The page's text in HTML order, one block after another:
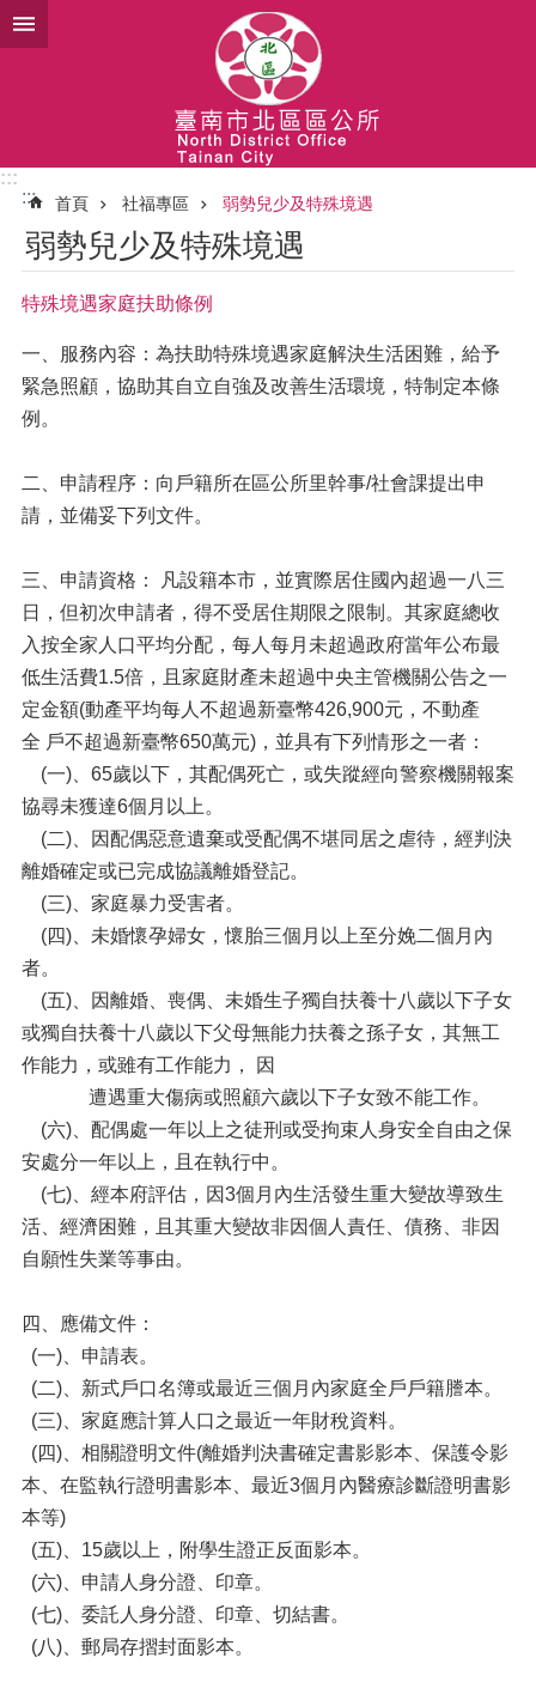
跳到主要內容區塊
:::
:::
首頁 社福專區 弱勢兒少及特殊境遇
弱勢兒少及特殊境遇
特殊境遇家庭扶助條例
一、服務內容：為扶助特殊境遇家庭解決生活困難，給予
緊急照顧，協助其自立自強及改善生活環境，特制定本條
例。
二、申請程序：向戶籍所在區公所里幹事/社會課提出申
請，並備妥下列文件。
三、申請資格： 凡設籍本市，並實際居住國內超過一八三
日，但初次申請者，得不受居住期限之限制。其家庭總收
入按全家人口平均分配，每人每月未超過政府當年公布最
低生活費1.5倍，且家庭財產未超過中央主管機關公告之一
定金額(動產平均每人不超過新臺幣426,900元，不動產
全 戶不超過新臺幣650萬元)，並具有下列情形之一者：
(一)、65歲以下，其配偶死亡，或失蹤經向警察機關報案
協尋未獲達6個月以上。
(二)、因配偶惡意遺棄或受配偶不堪同居之虐待，經判決
離婚確定或已完成協議離婚登記。
(三)、家庭暴力受害者。
(四)、未婚懷孕婦女，懷胎三個月以上至分娩二個月內
者。
(五)、因離婚、喪偶、未婚生子獨自扶養十八歲以下子女
或獨自扶養十八歲以下父母無能力扶養之孫子女，其無工
作能力，或雖有工作能力， 因
遭遇重大傷病或照顧六歲以下子女致不能工作。
(六)、配偶處一年以上之徒刑或受拘束人身安全自由之保
安處分一年以上，且在執行中。
(七)、經本府評估，因3個月內生活發生重大變故導致生
活、經濟困難，且其重大變故非因個人責任、債務、非因
自願性失業等事由。
四、應備文件：
(一)、申請表。
(二)、新式戶口名簿或最近三個月內家庭全戶戶籍謄本。
(三)、家庭應計算人口之最近一年財稅資料。
(四)、相關證明文件(離婚判決書確定書影影本、保護令影
本、在監執行證明書影本、最近3個月內醫療診斷證明書影
本等)
(五)、15歲以上，附學生證正反面影本。
(六)、申請人身分證、印章。
(七)、委託人身分證、印章、切結書。
(八)、郵局存摺封面影本。